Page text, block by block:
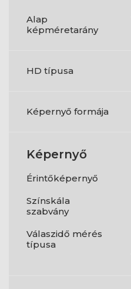
Alap
képméretarány
HD típusa
Képernyő formája
Képernyő
Érintőképernyő
Színskála
szabvány
Válaszidő mérés
típusa